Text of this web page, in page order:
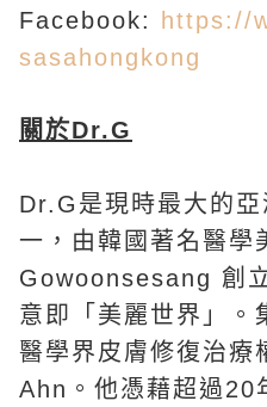
Facebook:
https://
sasahongkong
關於Dr.G
Dr.G是現時最大的
一，由韓國著名醫學
Gowoonsesang 創
意即「美麗世界」。
醫學界皮膚修復治
Ahn。他憑藉超過20